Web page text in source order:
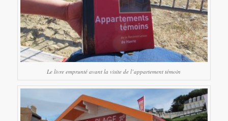
Le livre emprunté avant la visite de l’appartement témoin